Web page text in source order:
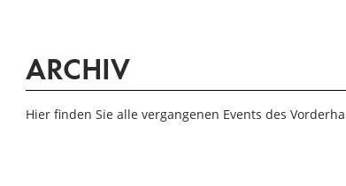
ARCHIV
Hier finden Sie alle vergangenen Events des